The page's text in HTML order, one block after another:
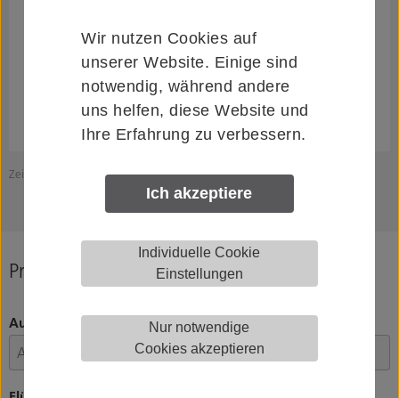
Wir nutzen Cookies auf
unserer Website. Einige sind
notwendig, während andere
uns helfen, diese Website und
Ihre Erfahrung zu verbessern.
Ich akzeptiere
Individuelle Cookie
Einstellungen
Nur notwendige
Cookies akzeptieren
Zeichnung zeigt HELM MK.M140.H.131..
Produkt konfigurieren
Ausführung